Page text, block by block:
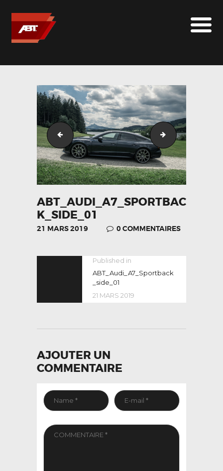
ABT SPORTSLINE FRANCE
MARQUES
LE SUR-MESURE
ABT
CONTACT
ABT_Audi_A7_Sportback_front_04
ABT_AUDI_A7_SPORTBAC
K_SIDE_01
21 MARS 2019 0 COMMENTAIRES
NAVIGATION
L’ARTICLE
Published in
post:
ABT_Audi_A7_Sportback
_side_01
21 MARS 2019
AJOUTER UN
COMMENTAIRE